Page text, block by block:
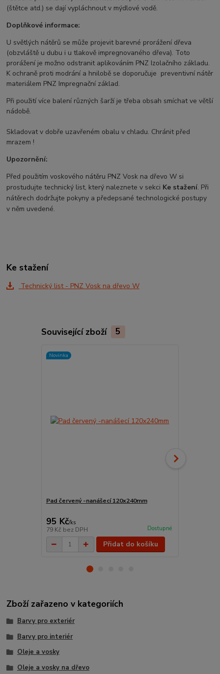
(štětce atd.) se dají vypláchnout v mýdlové vodě.
Doplňkové informace:
U světlých nátěrů se může projevit barevné prorážení dřeva
(obzvláště u dubu i u tlakově impregnovaného dřeva). Toto
prorážení je možno odstranit aplikováním PNZ Izolačního základu.
K ochraně proti modrání a hnilobě se doporučuje preventivní nátěr
materiálem PNZ Impregnační základ.
Při použití více balení různých šarží je třeba obsah smíchat ve větší
nádobě.
Skladovat v dobře uzavřeném obalu v chladu. Chránit před
mrazem !
Upozornění:
Před použitím voskového nátěru PNZ Vosk na dřevo W si
prostudujte technický list, který naleznete v sekci Ke stažení. Při
nátěrech dodržujte pokyny a předepsané technologické postupy
v něm uvedené.
Ke stažení
Technický list - PNZ Vosk na dřevo W
Související zboží 5
Novinka
Pad červený -nanášecí 120x240mm
95 Kč/ks
79 Kč bez DPH Dostupné
Přidat do košíku
Zboží zařazeno v kategoriích
Barvy pro exteriér
Barvy pro interiér
Oleje a vosky
Oleje a vosky na dřevo